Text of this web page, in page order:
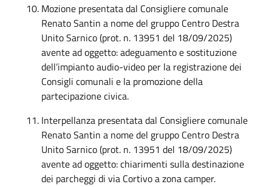
Mozione presentata dal Consigliere comunale
Renato Santin a nome del gruppo Centro Destra
Unito Sarnico (prot. n. 13951 del 18/09/2025)
avente ad oggetto: adeguamento e sostituzione
dell’impianto audio-video per la registrazione dei
Consigli comunali e la promozione della
partecipazione civica.
Interpellanza presentata dal Consigliere comunale
Renato Santin a nome del gruppo Centro Destra
Unito Sarnico (prot. n. 13951 del 18/09/2025)
avente ad oggetto: chiarimenti sulla destinazione
dei parcheggi di via Cortivo a zona camper.